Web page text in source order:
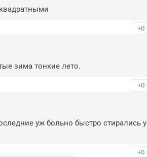
+0
зима тонкие лето.
+0
уж больно быстро стирались у
+0